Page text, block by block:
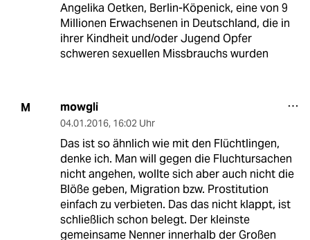
Angelika Oetken, Berlin-Köpenick, eine von 9
Millionen Erwachsenen in Deutschland, die in
ihrer Kindheit und/oder Jugend Opfer
schweren sexuellen Missbrauchs wurden
M mowgli
04.01.2016, 16:02 Uhr
Das ist so ähnlich wie mit den Flüchtlingen,
denke ich. Man will gegen die Fluchtursachen
nicht angehen, wollte sich aber auch nicht die
Blöße geben, Migration bzw. Prostitution
einfach zu verbieten. Das das nicht klappt, ist
schließlich schon belegt. Der kleinste
gemeinsame Nenner innerhalb der Großen